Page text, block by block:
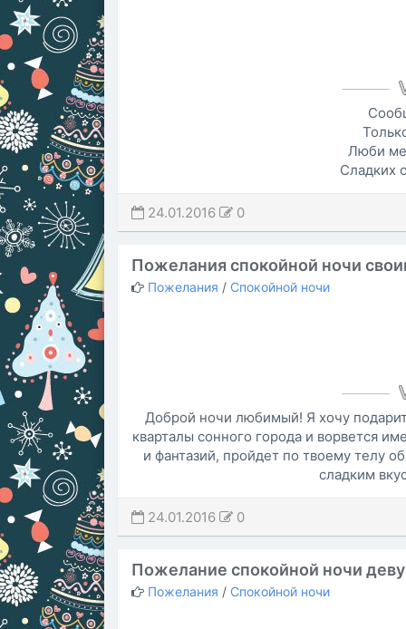
Люби
Сладких
24.01.2016 0
Пожелания спокойной ночи
Пожелания / Спокойной ночи
Доброй ночи любимый! Я хочу
кварталы сонного города и ворвется
и фантазий, пройдет по твоему телу
сладким
24.01.2016 0
Пожелание спокойной ночи
Пожелания / Спокойной ночи